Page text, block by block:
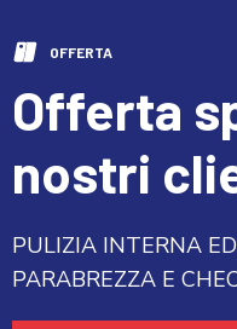
OFFERTA
Offerta
nostri
PULIZIA INTERNA
PARABREZZA E